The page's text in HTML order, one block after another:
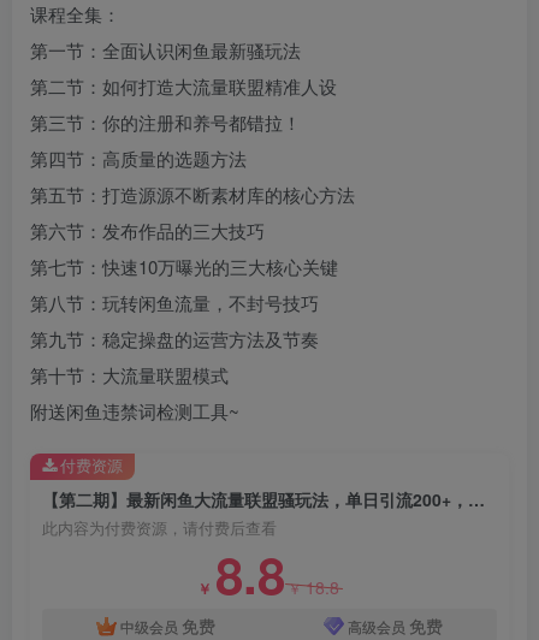
课程全集：
第一节：全面认识闲鱼最新骚玩法
第二节：如何打造大流量联盟精准人设
第三节：你的注册和养号都错拉！
第四节：高质量的选题方法
第五节：打造源源不断素材库的核心方法
第六节：发布作品的三大技巧
第七节：快速10万曝光的三大核心关键
第八节：玩转闲鱼流量，不封号技巧
第九节：稳定操盘的运营方法及节奏
第十节：大流量联盟模式
附送闲鱼违禁词检测工具~
【第二期】最新闲鱼大流量联盟骚玩法，单日引流200+，稳定日入1000+
此内容为付费资源，请付费后查看
￥ 8.8￥18.8
中级会员 免费 高级会员 免费
付费资源